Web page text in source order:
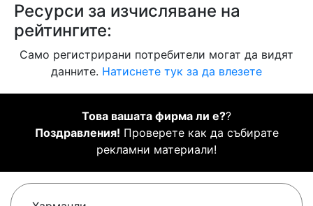
Ресурси за изчисляване на
рейтингите:
Само регистрирани потребители могат да видят
данните. Натиснете тук за да влезете
Това вашата фирма ли е??
Поздравления! Проверете как да събирате
рекламни материали!